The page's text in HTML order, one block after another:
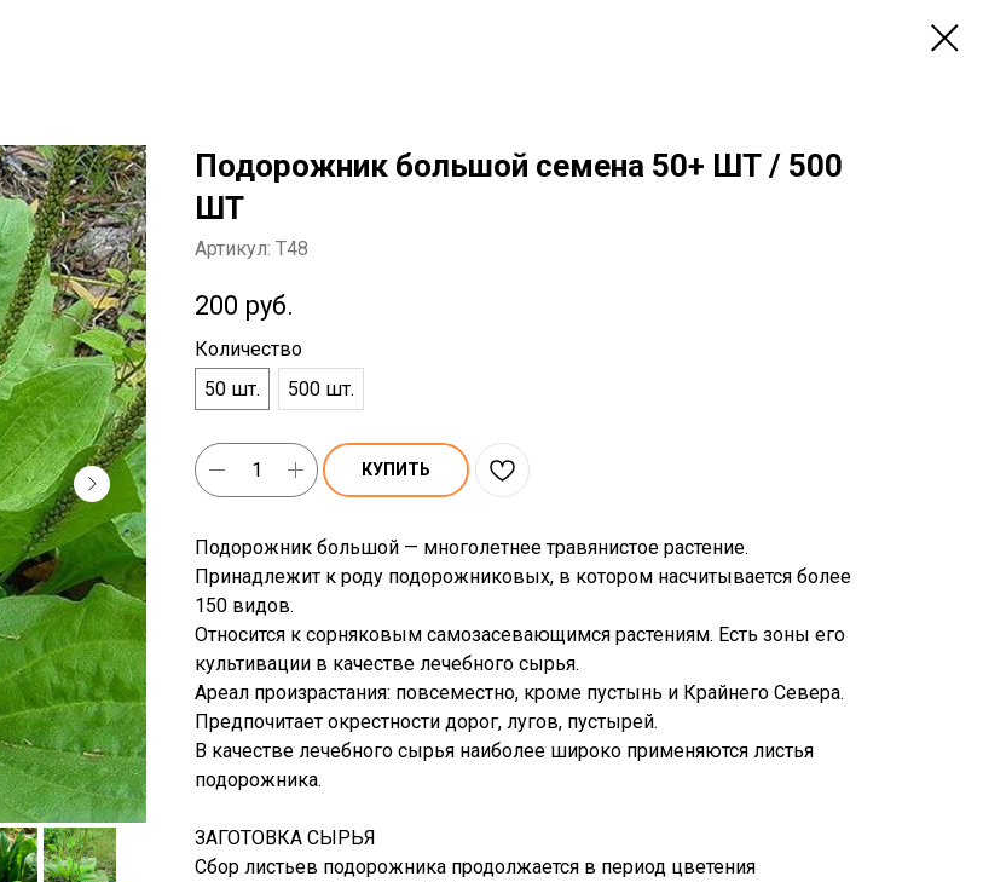
Подорожник большой семена 50+ ШТ / 500
ШТ
Артикул: T48
200 руб.
Количество
50 шт.
500 шт.
КУПИТЬ
Подорожник большой — многолетнее травянистое растение.
Принадлежит к роду подорожниковых, в котором насчитывается более
150 видов.
Относится к сорняковым самозасевающимся растениям. Есть зоны его
культивации в качестве лечебного сырья.
Ареал произрастания: повсеместно, кроме пустынь и Крайнего Севера.
Предпочитает окрестности дорог, лугов, пустырей.
В качестве лечебного сырья наиболее широко применяются листья
подорожника.
ЗАГОТОВКА СЫРЬЯ
Сбор листьев подорожника продолжается в период цветения